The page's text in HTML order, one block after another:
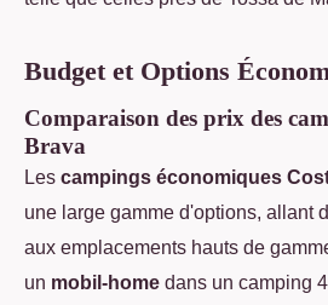
Budget et Options
Comparaison des prix des
Brava
Les campings économiques
une large gamme d'options, allant
aux emplacements hauts de
un mobil-home dans un camping